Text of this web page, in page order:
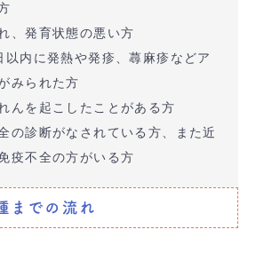
、発育状態の悪い方
以内に発熱や発疹、蕁麻疹などア
みられた方
んを起こしたことがある方
の診断がなされている方、また近
疫不全の方がいる方
までの流れ